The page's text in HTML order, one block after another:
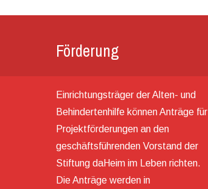
Förderung
Einrichtungsträger der Alten- und
Behindertenhilfe können Anträge für
Projektförderungen an den
geschäftsführenden Vorstand der
Stiftung daHeim im Leben richten.
Die Anträge werden in